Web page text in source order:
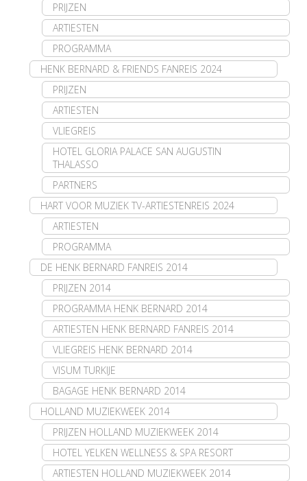
PRIJZEN
ARTIESTEN
PROGRAMMA
HENK BERNARD & FRIENDS FANREIS 2024
PRIJZEN
ARTIESTEN
VLIEGREIS
HOTEL GLORIA PALACE SAN AUGUSTIN
THALASSO
PARTNERS
HART VOOR MUZIEK TV-ARTIESTENREIS 2024
ARTIESTEN
PROGRAMMA
DE HENK BERNARD FANREIS 2014
PRIJZEN 2014
PROGRAMMA HENK BERNARD 2014
ARTIESTEN HENK BERNARD FANREIS 2014
VLIEGREIS HENK BERNARD 2014
VISUM TURKIJE
BAGAGE HENK BERNARD 2014
HOLLAND MUZIEKWEEK 2014
PRIJZEN HOLLAND MUZIEKWEEK 2014
HOTEL YELKEN WELLNESS & SPA RESORT
ARTIESTEN HOLLAND MUZIEKWEEK 2014